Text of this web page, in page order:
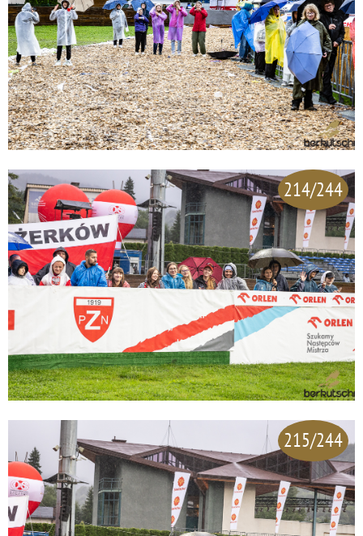
214/244
215/244